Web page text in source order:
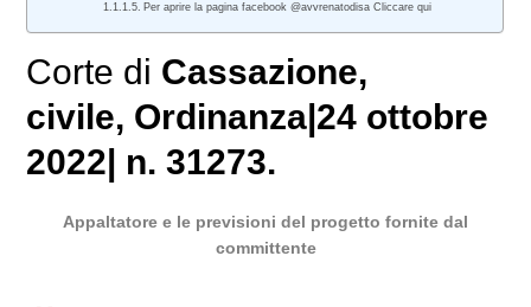
Per aprire la pagina facebook @avvrenatodisa Cliccare qui
Corte di Cassazione,
civile, Ordinanza|24 ottobre
2022| n. 31273.
Appaltatore e le previsioni del progetto fornite dal
committente